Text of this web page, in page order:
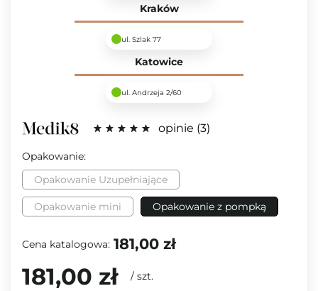
Kraków
ul. Szlak 77
Katowice
ul. Andrzeja 2/60
opinie 3
Opakowanie:
Opakowanie Uzupełniające
Opakowanie mini Opakowanie z pompką
Cena katalogowa: 181,00 zł
181,00 zł / szt.